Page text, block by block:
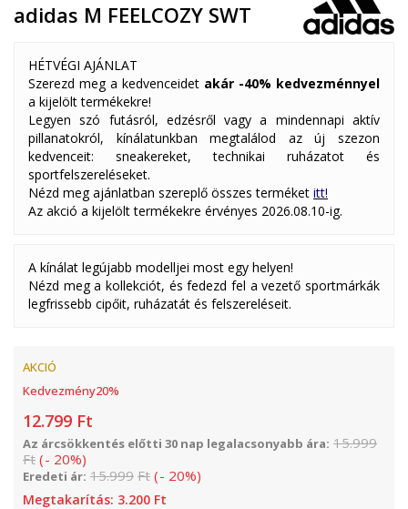
adidas M FEELCOZY SWT
HÉTVÉGI AJÁNLAT
Szerezd meg a kedvenceidet akár -40% kedvezménnyel
a kijelölt termékekre!
Legyen szó futásról, edzésről vagy a mindennapi aktív
pillanatokról, kínálatunkban megtalálod az új szezon
kedvenceit: sneakereket, technikai ruházatot és
sportfelszereléseket.
Nézd meg ajánlatban szereplő összes terméket itt!
Az akció a kijelölt termékekre érvényes 2026.08.10-ig.
A kínálat legújabb modelljei most egy helyen!
Nézd meg a kollekciót, és fedezd fel a vezető sportmárkák
legfrissebb cipőit, ruházatát és felszereléseit.
AKCIÓ
Kedvezmény20%
12.799 Ft
Az árcsökkentés előtti 30 nap legalacsonyabb ára: 15.999
Ft (- 20%)
Eredeti ár: 15.999 Ft (- 20%)
Megtakarítás: 3.200 Ft